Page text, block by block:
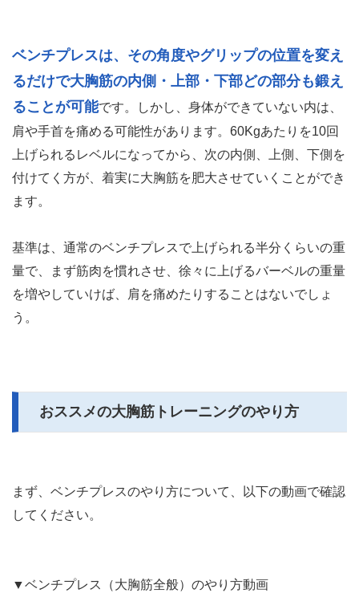
ベンチプレスは、その角度やグリップの位置を変え
るだけで大胸筋の内側・上部・下部どの部分も鍛え
ることが可能です。しかし、身体ができていない内は、
肩や手首を痛める可能性があります。60Kgあたりを10回
上げられるレベルになってから、次の内側、上側、下側を
付けてく方が、着実に大胸筋を肥大させていくことができ
ます。
基準は、通常のベンチプレスで上げられる半分くらいの重
量で、まず筋肉を慣れさせ、徐々に上げるバーベルの重量
を増やしていけば、肩を痛めたりすることはないでしょ
う。
おススメの大胸筋トレーニングのやり方
まず、ベンチプレスのやり方について、以下の動画で確認
してください。
▼ベンチプレス（大胸筋全般）のやり方動画